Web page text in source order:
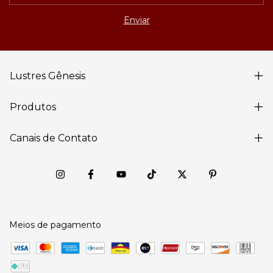
Lustres Gênesis
Produtos
Canais de Contato
Meios de pagamento